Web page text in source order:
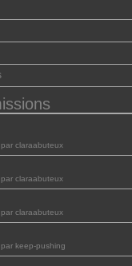
claraabuteux
claraabuteux
claraabuteux
keep-pushing